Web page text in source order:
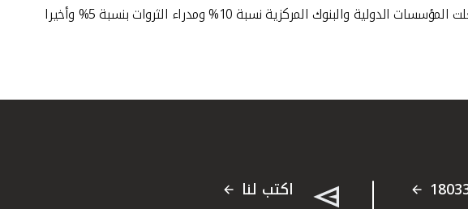
أما فيما يتعلق بالتوزيع حسب نوع المستثمرين، فقد كان النصيب الأكبر للبنوك بنسبة 59% و22% لمدراء الأصول، فيما شغلت المؤسسات الدولية والبنوك المركزية نسبة 10% ومدراء الثروات بنسبة 5% وأخيرا
اكتب لنا